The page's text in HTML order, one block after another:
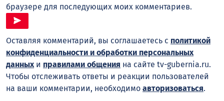
браузере для последующих моих комментариев.
Оставляя комментарий, вы соглашаетесь с политикой
конфиденциальности и обработки персональных
данныхи правилами общения на сайте tv-gubernia.ru.
Чтобы отслеживать ответы и реакции пользователей
на ваши комментарии, необходимо авторизоваться.